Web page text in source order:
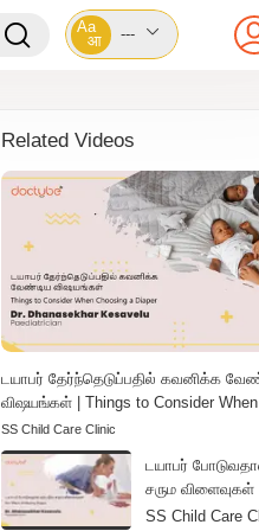
Aa
आ
---
Related Videos
டயாபர் தேர்ந்தெடுப்பதில் கவனிக்க
விஷயங்கள் | Things to Consider When
Choosing a Diaper | Tamil
SS Child Care Clinic
டயாபர்
சரும விளைவுகள்
Effects of
SS Child Care